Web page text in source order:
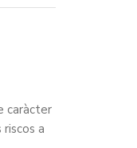
caràcter
a